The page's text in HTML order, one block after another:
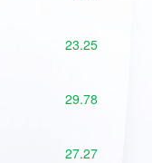
23.25
29.78
27.27